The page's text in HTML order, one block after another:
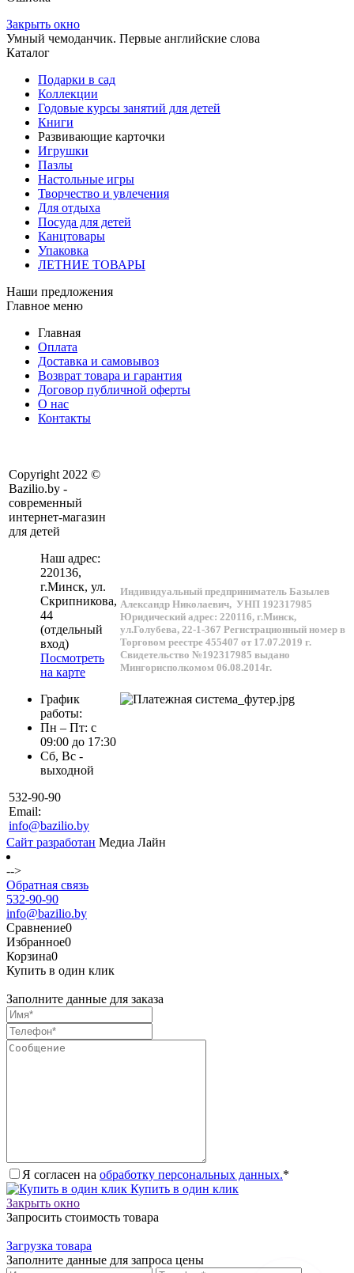
Закрыть окно
Умный чемоданчик. Первые английские слова
Каталог
Подарки в сад
Коллекции
Годовые курсы занятий для детей
Книги
Развивающие карточки
Игрушки
Пазлы
Настольные игры
Творчество и увлечения
Для отдыха
Посуда для детей
Канцтовары
Упаковка
ЛЕТНИЕ ТОВАРЫ
Наши предложения
Главное меню
Главная
Оплата
Доставка и самовывоз
Возврат товара и гарантия
Договор публичной оферты
О нас
Контакты
Copyright 2022 ©
Bazilio.by -
современный
интернет-магазин
для детей
Наш адрес:
220136,
г.Минск, ул.
Скрипникова,
44
(отдельный
вход)
Посмотреть
на карте
График
работы:
Пн – Пт: с
09:00 до 17:30
Сб, Вс -
выходной
532-90-90
Email:
info@bazilio.by
Индивидуальный предприниматель Базылев
Александр Николаевич, УНП 192317985
Юридический адрес: 220116, г.Минск,
ул.Голубева, 22-1-367 Регистрационный номер в
Торговом реестре 455407 от 17.07.2019 г.
Свидетельство №192317985 выдано
Мингорисполкомом 06.08.2014г.
Сайт разработан Медиа Лайн
-->
Обратная связь
532-90-90
info@bazilio.by
Сравнение0
Избранное0
Корзина0
Купить в один клик
Заполните данные для заказа
Я согласен на обработку персональных данных.*
Купить в один клик
Закрыть окно
Запросить стоимость товара
Загрузка товара
Заполните данные для запроса цены